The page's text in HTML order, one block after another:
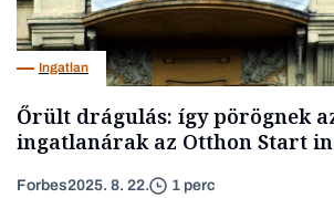
Ingatlan
Őrült drágulás: így pörögnek
ingatlanárak az Otthon Start
Forbes2025. 8. 22. 1 perc